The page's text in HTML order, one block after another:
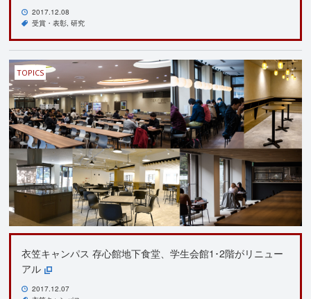
2017.12.08
受賞・表彰 研究
TOPICS
衣笠キャンパス 存心館地下食堂、学生会館1･2階がリニュー
アル
2017.12.07